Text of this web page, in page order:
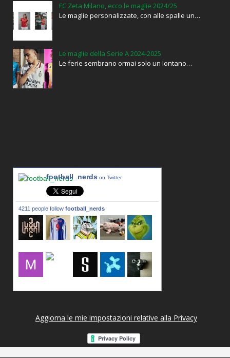
FC Zeta Milano, ecco le maglie 2024/25
Le maglie personalizzate, con alle spalle un…
Le maglie della Serie A 2024-2025
Le ferie sembrano ormai solo un lontano…
football_nerds on Twitter
4211 people follow football_nerds
Aggiorna le mie impostazioni relative alla Privacy